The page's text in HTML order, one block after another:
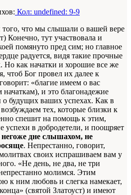
Кол: undefined: 9-9
что мы слышали о вашей вере
Конечно, тут участвовала и
помянуто пред сим; но главное
радуется, видя такие прочные
Но как начатки и хорошие все же
чтоб Бог провел их далее к
«благие имеем о вас
и это благонадежие
о будущих ваших успехах. Как в
тех, которые близки к
спешит на помощь к этим,
успехи в добродетели, и поощряет
дне слышахом, не
. Непрестанно, говорит,
своих испрашиваем вам у
«Не день, не два, не три
молимся. Этим
к ним любовь и слегка намекает,
(святой Златоуст) и имеют